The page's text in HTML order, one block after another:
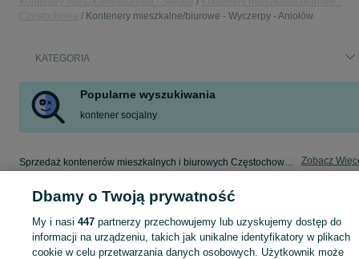
Kontenery mieszkalne/biurowe - Wyczerpy - Aniołów
KATEGORIA
Popularne wyszukiwania
kontener socjalny
Sprzedaż kontenerów mieszkalnych i biurowych Częstochowa ▶️ Nowe i używane ✅ Szeroki wybór w atrakcyjnych cenach ✌ Znajdź ogłoszenia na OLX.pl! Zobacz
Mapa kategorii
Mapa miejscowości
Mapa ministron
Dbamy o Twoją prywatność
My i nasi447 partnerzy przechowujemy lub uzyskujemy dostęp do
informacji na urządzeniu, takich jak unikalne identyfikatory w plikach
cookie w celu przetwarzania danych osobowych. Użytkownik może